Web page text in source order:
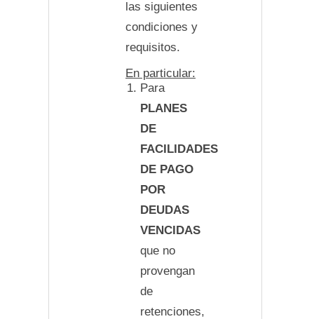
las siguientes
condiciones y
requisitos.
En particular:
Para
PLANES
DE
FACILIDADES
DE PAGO
POR
DEUDAS
VENCIDAS
que no
provengan
de
retenciones,